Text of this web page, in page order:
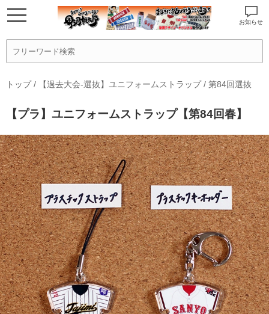
お知らせ
トップ/ 【過去大会-選抜】ユニフォームストラップ/ 第84回選抜
【プラ】ユニフォームストラップ【第84回春】